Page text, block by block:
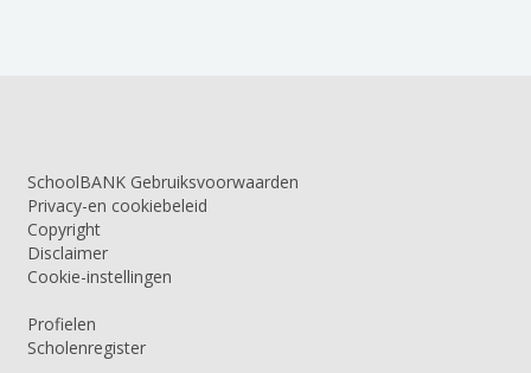
SchoolBANK Gebruiksvoorwaarden
Privacy-en cookiebeleid
Copyright
Disclaimer
Cookie-instellingen
Profielen
Scholenregister